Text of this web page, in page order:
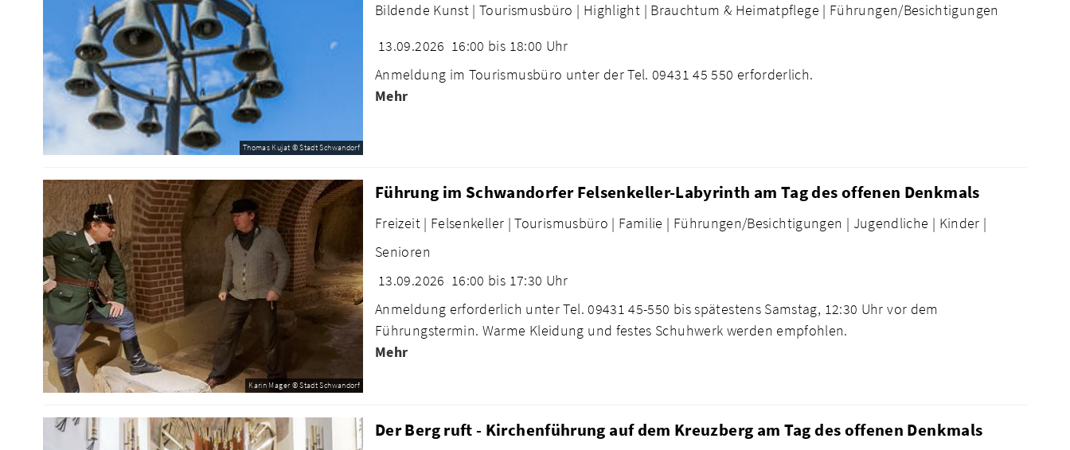
Thomas Kujat © Stadt Schwandorf
Bildende Kunst | Tourismusbüro | Highlight | Brauchtum & Heimatpflege | Führungen/Besichtigungen
13.09.2026 16:00 bis 18:00 Uhr
Anmeldung im Tourismusbüro unter der Tel. 09431 45 550 erforderlich.
Mehr
Karin Mager © Stadt Schwandorf
Führung im Schwandorfer Felsenkeller-Labyrinth am Tag des offenen Denkmals
Freizeit | Felsenkeller | Tourismusbüro | Familie | Führungen/Besichtigungen | Jugendliche | Kinder |
Senioren
13.09.2026 16:00 bis 17:30 Uhr
Anmeldung erforderlich unter Tel. 09431 45-550 bis spätestens Samstag, 12:30 Uhr vor dem
Führungstermin. Warme Kleidung und festes Schuhwerk werden empfohlen.
Mehr
Der Berg ruft - Kirchenführung auf dem Kreuzberg am Tag des offenen Denkmals